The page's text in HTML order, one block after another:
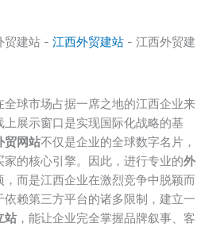
贸建站 -江西外贸建站 - 江西外贸建
球市场占据一席之地的江西企业来
展示窗口是实现国际化战略的基
贸网站不仅是企业的全球数字名片，
家的核心引擎。因此，进行专业的外
，而是江西企业在激烈竞争中脱颖而
赖第三方平台的诸多限制，建立一
站 ，能让企业完全掌握品牌叙事、客